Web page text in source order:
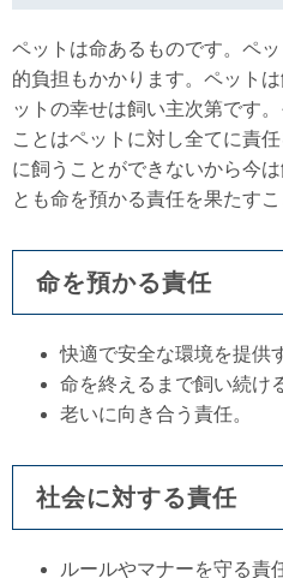
ペットは命あるものです。ペ
的負担もかかります。ペット
ットの幸せは飼い主次第です
ことはペットに対し全てに責
に飼うことができないから今
とも命を預かる責任を果たすこ
命を預かる責任
快適で安全な環境を提供
命を終えるまで飼い続け
老いに向き合う責任。
社会に対する責任
ルールやマナーを守る責